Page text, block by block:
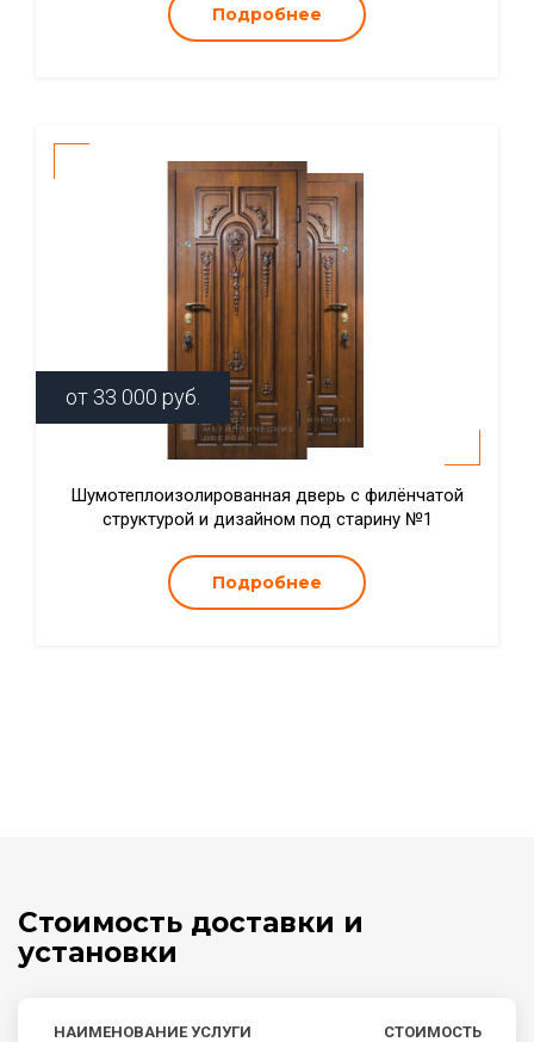
Подробнее
от 33 000 руб.
Шумотеплоизолированная дверь с филёнчатой
структурой и дизайном под старину №1
Подробнее
Стоимость доставки и
установки
НАИМЕНОВАНИЕ УСЛУГИ СТОИМОСТЬ